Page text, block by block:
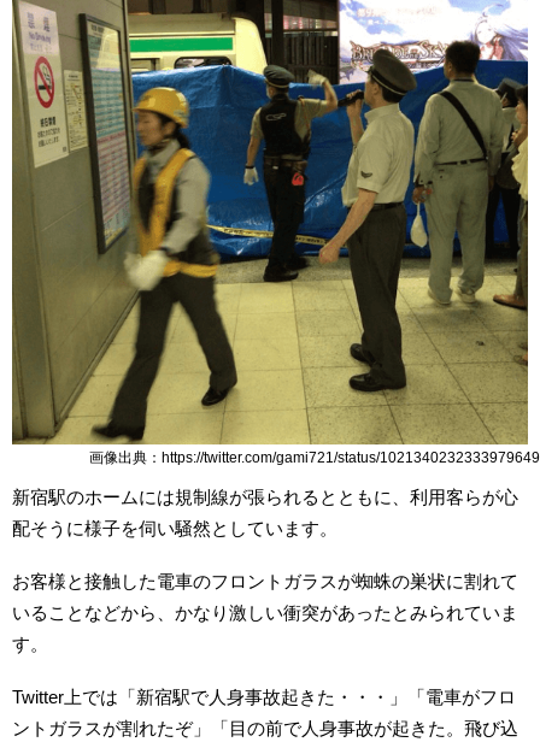
画像出典：https://twitter.com/gami721/status/1021340232333979649
新宿駅のホームには規制線が張られるとともに、利用客らが心
配そうに様子を伺い騒然としています。
お客様と接触した電車のフロントガラスが蜘蛛の巣状に割れて
いることなどから、かなり激しい衝突があったとみられていま
す。
Twitter上では「新宿駅で人身事故起きた・・・」「電車がフロ
ントガラスが割れたぞ」「目の前で人身事故が起きた。飛び込